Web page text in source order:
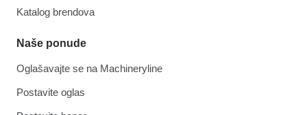
Katalog brendova
Naše ponude
Oglašavajte se na Machineryline
Postavite oglas